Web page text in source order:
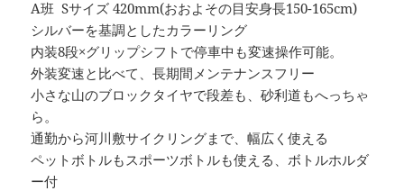
A班 Sサイズ 420mm(おおよその目安身長150-165cm)
シルバーを基調としたカラーリング
内装8段×グリップシフトで停車中も変速操作可能。
外装変速と比べて、長期間メンテナンスフリー
小さな山のブロックタイヤで段差も、砂利道もへっちゃ
ら。
通勤から河川敷サイクリングまで、幅広く使える
ペットボトルもスポーツボトルも使える、ボトルホルダ
ー付